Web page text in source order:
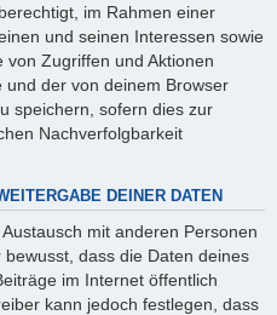
im Rahmen einer
und seinen Interessen sowie
Zugriffen und Aktionen
der von deinem Browser
speichern, sofern dies zur
Nachverfolgbarkeit
DEINER DATEN
mit anderen Personen
dass die Daten deines
im Internet öffentlich
kann jedoch festlegen, dass